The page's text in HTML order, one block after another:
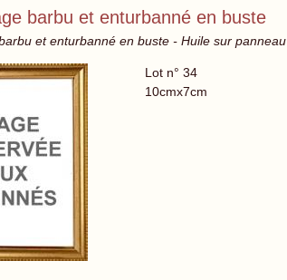
barbu et enturbanné en buste
et enturbanné en buste - Huile sur panneau
Lot n° 34
10cmx7cm